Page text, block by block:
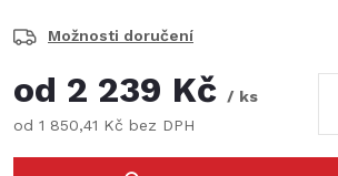
Možnosti doručení
od 2 239 Kč
/ ks
od 1 850,41 Kč bez DPH